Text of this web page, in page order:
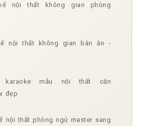
nội thất không gian phòng
nội thất không gian bàn ăn -
karaoke mẫu nội thất căn
đẹp
nội thất phòng ngủ master sang